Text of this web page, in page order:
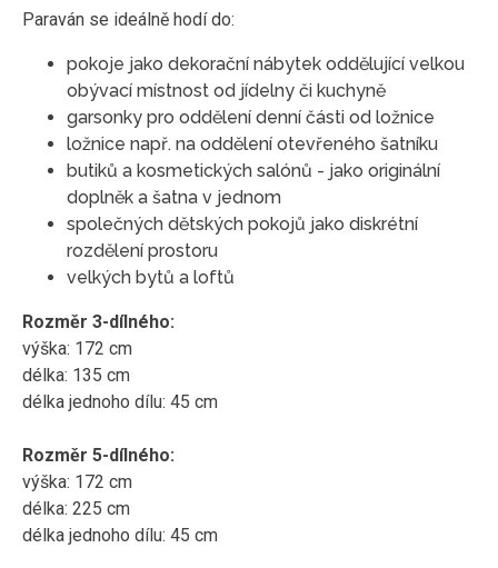
Paraván se ideálně hodí do:
pokoje jako dekorační nábytek oddělující velkou
obývací místnost od jídelny či kuchyně
garsonky pro oddělení denní části od ložnice
ložnice např. na oddělení otevřeného šatníku
butiků a kosmetických salónů - jako originální
doplněk a šatna v jednom
společných dětských pokojů jako diskrétní
rozdělení prostoru
velkých bytů a loftů
Rozměr 3-dílného:
výška: 172 cm
délka: 135 cm
délka jednoho dílu: 45 cm
Rozměr 5-dílného:
výška: 172 cm
délka: 225 cm
délka jednoho dílu: 45 cm